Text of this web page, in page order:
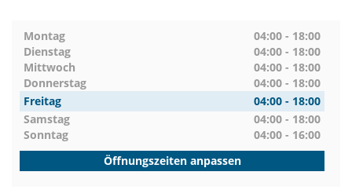
Montag
04:00 - 18:00
Dienstag
04:00 - 18:00
Mittwoch
04:00 - 18:00
Donnerstag
04:00 - 18:00
Freitag
04:00 - 18:00
Samstag
04:00 - 18:00
Sonntag
04:00 - 16:00
Öffnungszeiten anpassen